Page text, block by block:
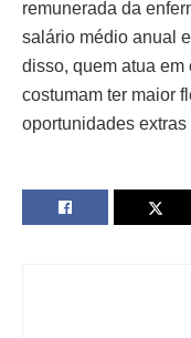
remunerada da
salário médio anual
disso, quem atua
costumam ter maior
oportunidades extras